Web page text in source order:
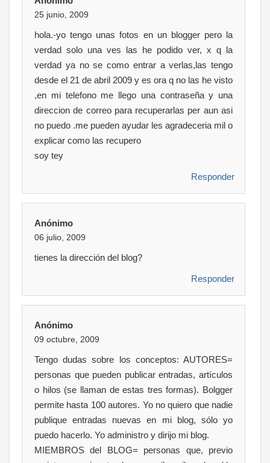
25 junio, 2009
hola.-yo tengo unas fotos en un blogger pero la
verdad solo una ves las he podido ver, x q la
verdad ya no se como entrar a verlas,las tengo
desde el 21 de abril 2009 y es ora q no las he visto
,en mi telefono me llego una contraseña y una
direccion de correo para recuperarlas per aun asi
no puedo .me pueden ayudar les agradeceria mil o
explicar como las recupero
soy tey
Responder
Anónimo
06 julio, 2009
tienes la dirección del blog?
Responder
Anónimo
09 octubre, 2009
Tengo dudas sobre los conceptos: AUTORES=
personas que pueden publicar entradas, artículos
o hilos (se llaman de estas tres formas). Bolgger
permite hasta 100 autores. Yo no quiero que nadie
publique entradas nuevas en mi blog, sólo yo
puedo hacerlo. Yo administro y dirijo mi blog.
MIEMBROS del BLOG= personas que, previo